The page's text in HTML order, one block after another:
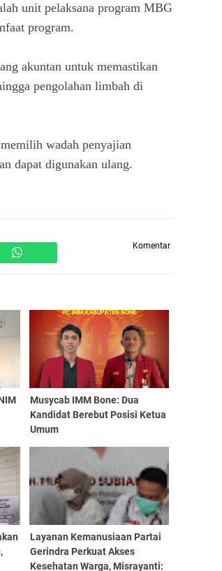
unit pelaksana program MBG
program.
akuntan untuk memastikan
pengolahan limbah di
wadah penyajian
dapat digunakan ulang.
Komentar
Musycab IMM Bone: Dua
Kandidat Berebut Posisi Ketua
Umum
Layanan Kemanusiaan Partai
Gerindra Perkuat Akses
Kesehatan Warga, Misrayanti: